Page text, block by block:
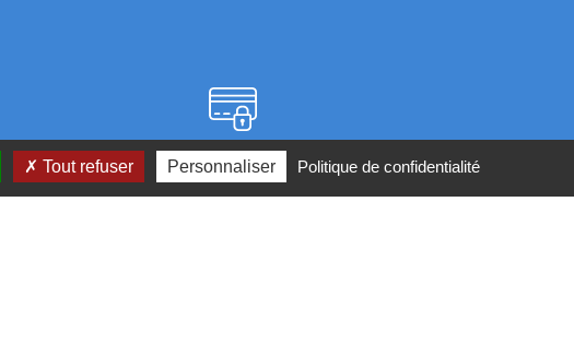
coûtant Paiement sécurisé
Tout refuser Personnaliser Politique de confidentialité